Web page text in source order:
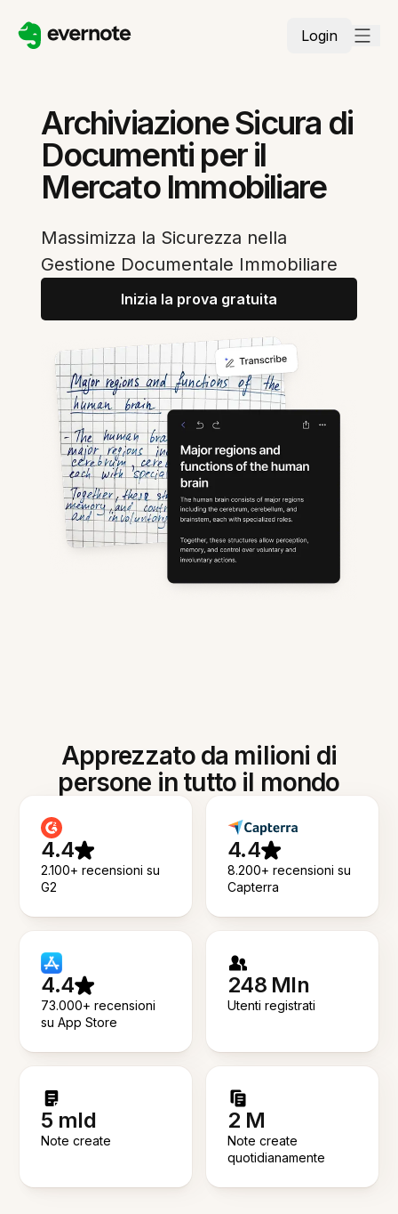
Login
Archiviazione Sicura di
Documenti per il
Mercato Immobiliare
Massimizza la Sicurezza nella
Gestione Documentale Immobiliare
Inizia la prova gratuita
Apprezzato da milioni di
persone in tutto il mondo
4.4
2.100+ recensioni su
G2
4.4
8.200+ recensioni su
Capterra
4.4
73.000+ recensioni
su App Store
248 Mln
Utenti registrati
5 mld
Note create
2 M
Note create
quotidianamente